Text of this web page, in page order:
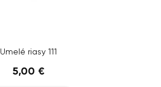
Umelé riasy 111
5,00 €